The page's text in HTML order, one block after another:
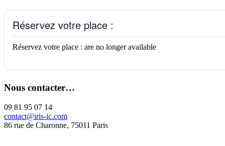
Réservez votre place :
Réservez votre place : are no longer available
Nous contacter…
09 81 95 07 14
contact@iris-ic.com
86 rue de Charonne, 75011 Paris